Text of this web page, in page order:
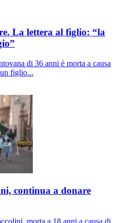
La lettera al figlio: “la
di 36 anni è morta a causa
figlio...
continua a donare